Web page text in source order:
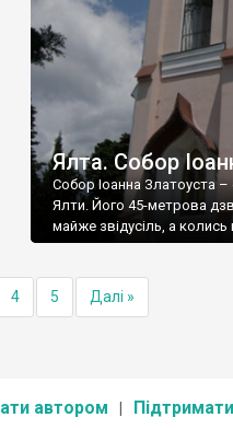
Ялта. Собор
Собор Іоанна Златоуста
Ялти. Його 45-метрова
майже звідусіль, а
4 5 Далі »
автором